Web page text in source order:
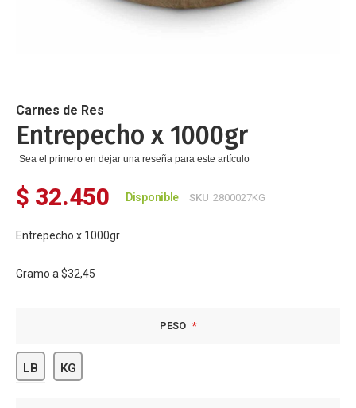
de
la
galería
de
Carnes de Res
Entrepecho x 1000gr
Sea el primero en dejar una reseña para este artículo
$ 32.450 Disponible SKU 2800027KG
Entrepecho x 1000gr
Gramo a $32,45
PESO
LB KG